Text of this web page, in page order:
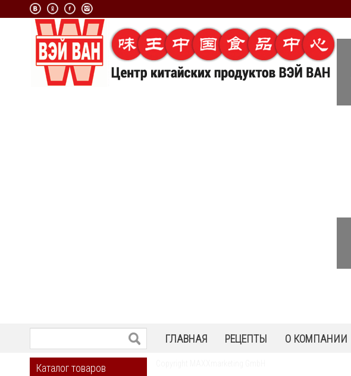
ГЛАВНАЯ РЕЦЕПТЫ О КОМПАНИИ
Каталог товаров